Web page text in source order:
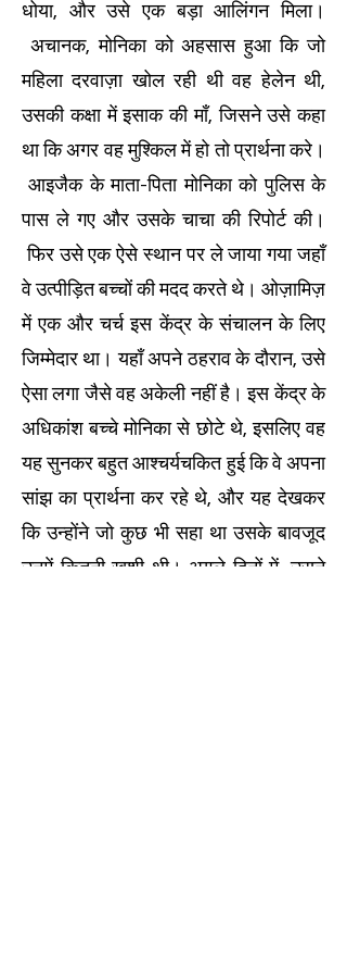
धोया, और उसे एक बड़ा आलिंगन मिला।
अचानक, मोनिका को अहसास हुआ कि जो
महिला दरवाज़ा खोल रही थी वह हेलेन थी,
उसकी कक्षा में इसाक की माँ, जिसने उसे कहा
था कि अगर वह मुश्किल में हो तो प्रार्थना करे।
आइजैक के माता-पिता मोनिका को पुलिस के
पास ले गए और उसके चाचा की रिपोर्ट की।
फिर उसे एक ऐसे स्थान पर ले जाया गया जहाँ
वे उत्पीड़ित बच्चों की मदद करते थे। ओज़ामिज़
में एक और चर्च इस केंद्र के संचालन के लिए
जिम्मेदार था। यहाँ अपने ठहराव के दौरान, उसे
ऐसा लगा जैसे वह अकेली नहीं है। इस केंद्र के
अधिकांश बच्चे मोनिका से छोटे थे, इसलिए वह
यह सुनकर बहुत आश्चर्यचकित हुई कि वे अपना
सांझ का प्रार्थना कर रहे थे, और यह देखकर
कि उन्होंने जो कुछ भी सहा था उसके बावजूद
उनमें कितनी खुशी थी। अगले दिनों में, उसने